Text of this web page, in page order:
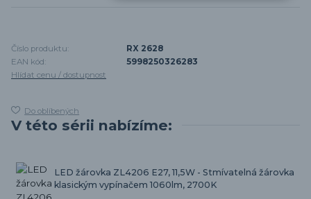
Číslo produktu:
RX 2628
EAN kód:
5998250326283
Hlídat cenu / dostupnost
Do oblíbených
V této sérii nabízíme:
LED žárovka ZL4206 E27, 11,5W - Stmívatelná žárovka
klasickým vypínačem 1060lm, 2700K